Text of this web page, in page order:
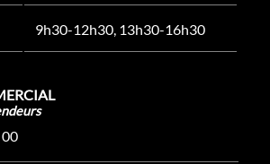
9h30-12h30, 13h30-16h30